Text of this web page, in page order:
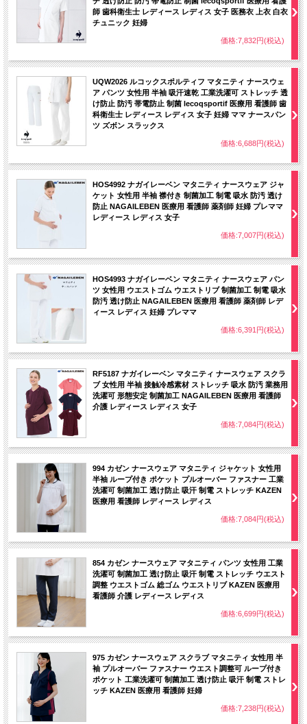
師 歯科衛生士 レディース レディス 女子 医務衣 上衣 白衣
チュニック 妊婦
価格:7,832円(税込)
UQW2026 ルコックスポルティフ マタニティ ナースウェ
ア パンツ 女性用 半袖 吸汗速乾 工業洗濯可 ストレッチ 透
け防止 防汚 帯電防止 制菌 lecoqsportif 医療用 看護師 歯
科衛生士 レディース レディス 女子 妊婦 ママ ナースパン
ツ ズボン スラックス
価格:6,688円(税込)
HOS4992 ナガイレーベン マタニティ ナースウェア ジャ
ケット 女性用 半袖 襟付き 制菌加工 制電 吸水 防汚 透け
防止 NAGAILEBEN 医療用 看護師 薬剤師 妊婦 プレママ
レディース レディス 女子
価格:7,007円(税込)
HOS4993 ナガイレーベン マタニティ ナースウェア パン
ツ 女性用 ウエストゴム ウエストリブ 制菌加工 制電 吸水
防汚 透け防止 NAGAILEBEN 医療用 看護師 薬剤師 レデ
ィース レディス 妊婦 プレママ
価格:6,391円(税込)
RF5187 ナガイレーベン マタニティ ナースウェア スクラ
ブ 女性用 半袖 接触冷感素材 ストレッチ 吸水 防汚 業務用
洗濯可 形態安定 制菌加工 NAGAILEBEN 医療用 看護師
介護 レディース レディス 女子
価格:7,084円(税込)
994 カゼン ナースウェア マタニティ ジャケット 女性用
半袖 ループ付き ポケット プルオーバー ファスナー 工業
洗濯可 制菌加工 透け防止 吸汗 制電 ストレッチ KAZEN
医療用 看護師 レディース レディス
価格:7,084円(税込)
854 カゼン ナースウェア マタニティ パンツ 女性用 工業
洗濯可 制菌加工 透け防止 吸汗 制電 ストレッチ ウエスト
調整 ウエストゴム 総ゴム ウエストリブ KAZEN 医療用
看護師 介護 レディース レディス
価格:6,699円(税込)
975 カゼン ナースウェア スクラブ マタニティ 女性用 半
袖 プルオーバー ファスナー ウエスト調整可 ループ付き
ポケット 工業洗濯可 制菌加工 透け防止 吸汗 制電 ストレ
ッチ KAZEN 医療用 看護師 妊婦
価格:7,238円(税込)